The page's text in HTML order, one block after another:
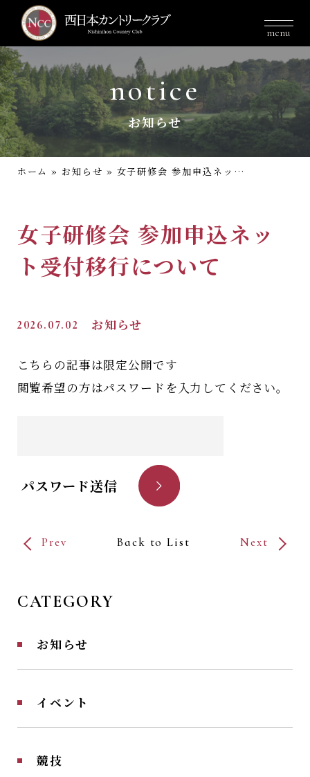
menu
notice
お知らせ
ホーム » お知らせ » 女子研修会 参加申込ネット受付移行について
女子研修会 参加申込ネッ
ト受付移行について
2026.07.02 お知らせ
こちらの記事は限定公開です
閲覧希望の方はパスワードを入力してください。
パスワード送信
Prev Back to List Next
CATEGORY
お知らせ
イベント
競技